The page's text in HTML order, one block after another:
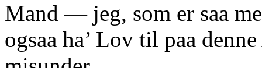
Mand — jeg, som er saa
ogsaa ha’ Lov til paa